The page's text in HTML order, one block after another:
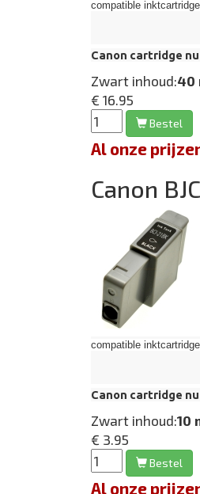
compatible
Canon cartridge
Zwart inhoud:40
€ 16.95
Bestel
Al onze
Canon
compatible
Canon cartridge
Zwart inhoud:10
€ 3.95
Bestel
Al onze